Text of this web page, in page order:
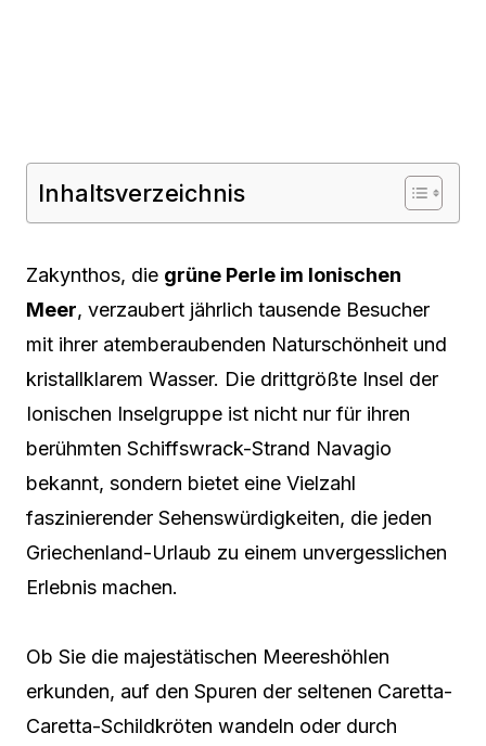
Inhaltsverzeichnis
Zakynthos, die grüne Perle im Ionischen
Meer, verzaubert jährlich tausende Besucher
mit ihrer atemberaubenden Naturschönheit und
kristallklarem Wasser. Die drittgrößte Insel der
Ionischen Inselgruppe ist nicht nur für ihren
berühmten Schiffswrack-Strand Navagio
bekannt, sondern bietet eine Vielzahl
faszinierender Sehenswürdigkeiten, die jeden
Griechenland-Urlaub zu einem unvergesslichen
Erlebnis machen.
Ob Sie die majestätischen Meereshöhlen
erkunden, auf den Spuren der seltenen Caretta-
Caretta-Schildkröten wandeln oder durch